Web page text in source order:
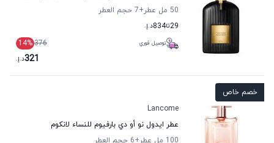
50 مل عطر
+7
حجم العطر
29تا834د.إ.
توصيل فوري 376
14%
321د.إ.
خصم خاص
Lancome
عطر ايدول نو أو دي بارفيوم للنساء لانكوم
100 مل عطر
+6
حجم العطر